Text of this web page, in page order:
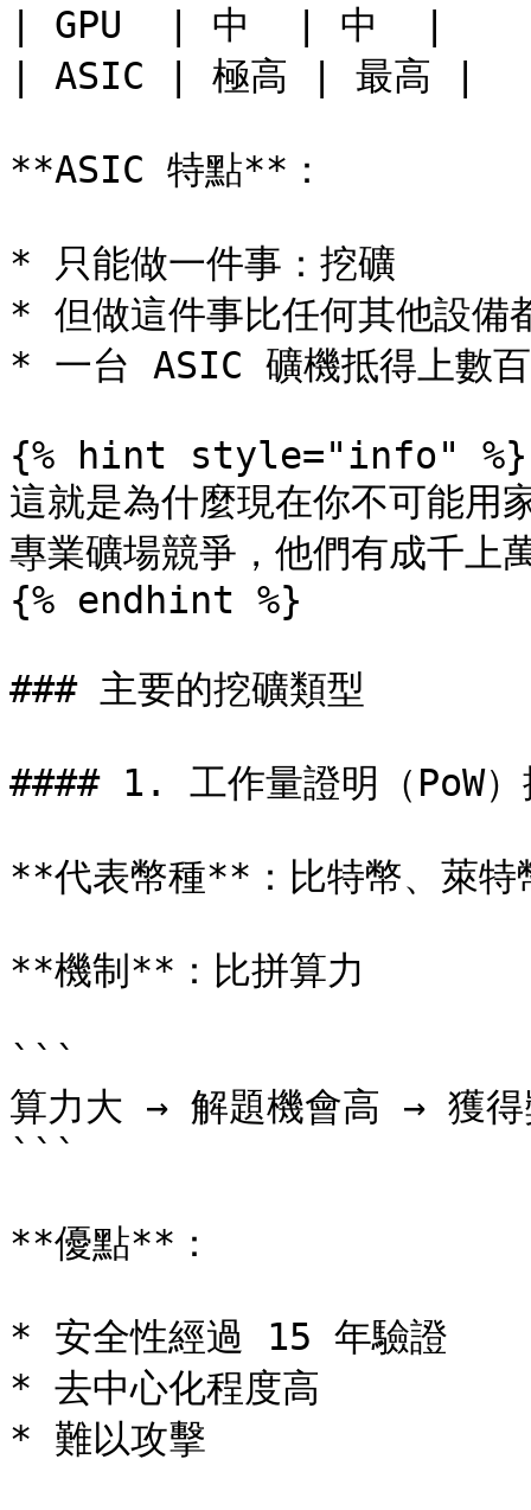
| GPU  | 中  | 中  |
| ASIC | 極高 | 最高 |
**ASIC 特點**：
* 只能做一件事：挖礦
* 但做這件事比任何其他設備
* 一台 ASIC 礦機抵得上數
{% hint style="info" %}
這就是為什麼現在你不可能用
專業礦場競爭，他們有成千
{% endhint %}
### 主要的挖礦類型
#### 1. 工作量證明（PoW）
**代表幣種**：比特幣、萊特
**機制**：比拼算力
```
算力大 → 解題機會高 → 獲得
```
**優點**：
* 安全性經過 15 年驗證
* 去中心化程度高
* 難以攻擊